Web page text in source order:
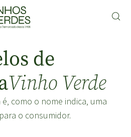
de
Vinho Verde
como o nome indica, uma
o consumidor.